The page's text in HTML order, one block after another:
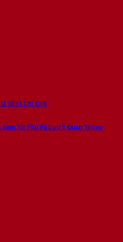
Tứ Phủ Và Lưu Ý Quan Trọng